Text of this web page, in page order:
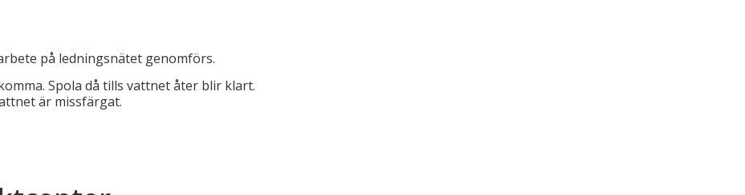
på ledningsnätet genomförs.
Spola då tills vattnet åter blir klart.
är missfärgat.